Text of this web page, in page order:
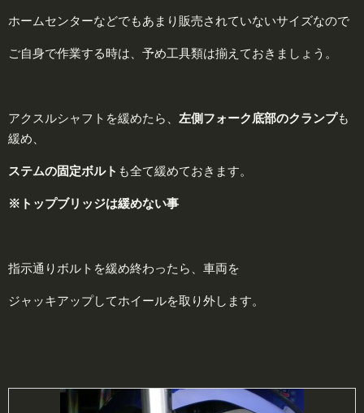
ホームセンターなどでもあまり販売されていないサイズなので
ご自身で作業する時は、予め工具類は揃えておきましょう。
アクスルシャフトを緩めたら、 左側フォーク底部のクランプも
緩め、
ステムの固定ボルト も全て緩めておきます。
※トップブリッジは緩めない事
指示通りボルトを緩め終わったら、車両を
ジャッキアップしてホイールを取り外します。